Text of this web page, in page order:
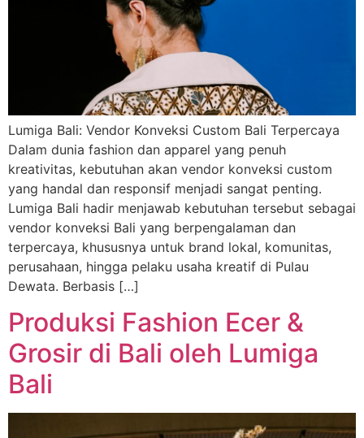
Lumiga Bali: Vendor Konveksi Custom Bali Terpercaya
Dalam dunia fashion dan apparel yang penuh
kreativitas, kebutuhan akan vendor konveksi custom
yang handal dan responsif menjadi sangat penting.
Lumiga Bali hadir menjawab kebutuhan tersebut sebagai
vendor konveksi Bali yang berpengalaman dan
terpercaya, khususnya untuk brand lokal, komunitas,
perusahaan, hingga pelaku usaha kreatif di Pulau
Dewata. Berbasis […]
Produksi Fashion Ecer &
Grosir di Bali oleh Lumiga
Bali